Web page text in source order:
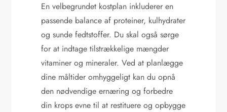
En velbegrundet kostplan inkluderer en
passende balance af proteiner, kulhydrater
og sunde fedtstoffer. Du skal også sørge
for at indtage tilstrækkelige mængder
vitaminer og mineraler. Ved at planlægge
dine måltider omhyggeligt kan du opnå
den nødvendige ernæring og forbedre
din krops evne til at restituere og opbygge